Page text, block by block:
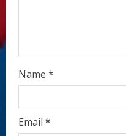
g
Name *
Email *